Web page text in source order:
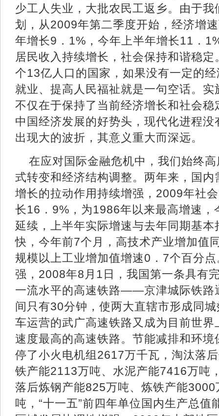
少工人失业，大批农民工返乡。由于
划，从2009年第二季度开始，经济增
年增长9．1%，今年上半年增长11．
居民收入持续增长，社会保持和谐稳
个13亿人口的国家，如果没有一定的
就业、提高人民福祉就是一句空话。
不仅在于保持了当前经济增长和社会
中国经济发展的好势头，现代化进程
出现大的波折，其意义重大而深远。
在应对国际金融危机中，我们始终
式转变和经济结构调整。两年来，国
增长的拉动作用持续增强，2009年社
长16．9%，为1986年以来最高增速，
延续，上半年实际增速与去年同期基
快，今年前7个月，高技术产业增加值
规模以上工业增加值增速0．7个百分
强，2008年8月1日，我国第一条具有
一流水平的高速铁路——京津城际铁路
间只有30分钟，使两大直辖市形成同
车运营的武广高速铁路又成为目前世
速度最高的高速铁路。节能减排和环
停了小火电机组2617万千瓦，淘汰落
铁产能2113万吨、水泥产能7416万吨
落后炼钢产能825万吨、炼铁产能
吨，“十一五”前四年单位国内生产总